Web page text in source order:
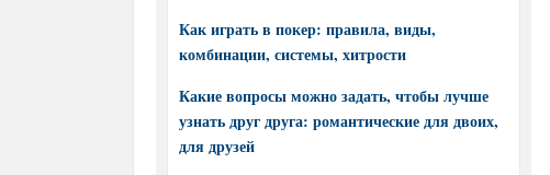
Как играть в покер: правила, виды,
комбинации, системы, хитрости
Какие вопросы можно задать, чтобы лучше
узнать друг друга: романтические для двоих,
для друзей